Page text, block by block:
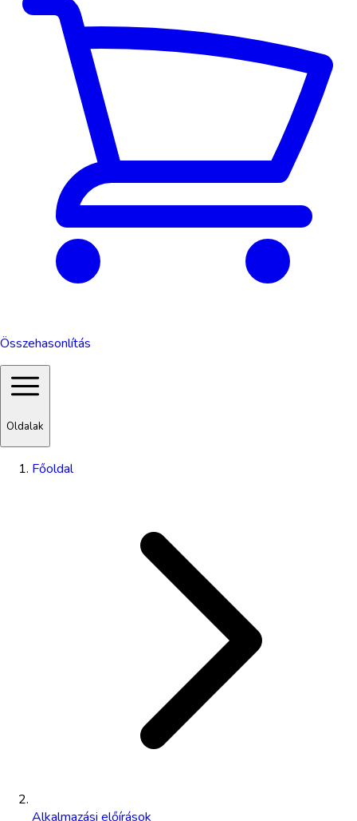
Összehasonlítás
Oldalak
Főoldal
Alkalmazási előírások